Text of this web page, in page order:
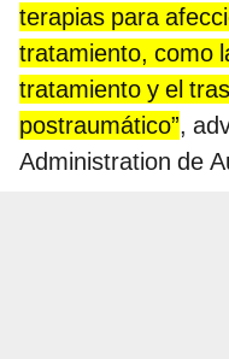
terapias para
tratamiento, como
tratamiento y el
postraumático”,
Administration de